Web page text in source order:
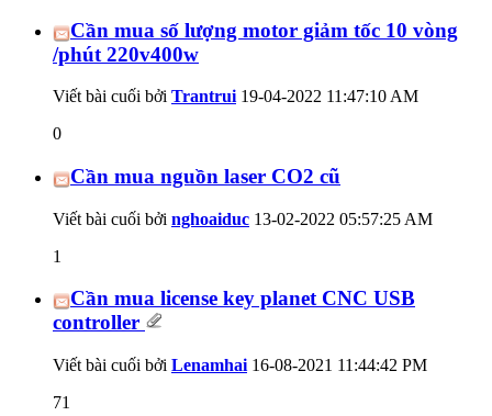
Cần mua số lượng motor giảm tốc 10 vòng
/phút 220v400w
Viết bài cuối bởi Trantrui 19-04-2022 11:47:10 AM
0
Cần mua nguồn laser CO2 cũ
Viết bài cuối bởi nghoaiduc 13-02-2022 05:57:25 AM
1
Cần mua license key planet CNC USB
controller
Viết bài cuối bởi Lenamhai 16-08-2021 11:44:42 PM
71